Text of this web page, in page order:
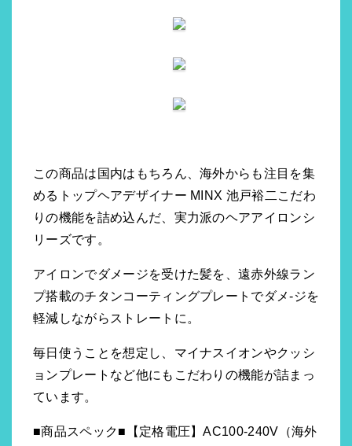
この商品は国内はもちろん、海外からも注目を集
めるトップヘアデザイナー MINX 池戸裕二こだわ
りの機能を詰め込んだ、実力派のヘアアイロンシ
リーズです。
アイロンでダメージを受けた髪を、遠赤外線ラン
プ搭載のチタンコーティングプレートでダメ-ジを
軽減しながらストレートに。
毎日使うことを想定し、マイナスイオンやクッシ
ョンプレートなど他にもこだわりの機能が詰まっ
ています。
■商品スペック■【定格電圧】AC100-240V（海外